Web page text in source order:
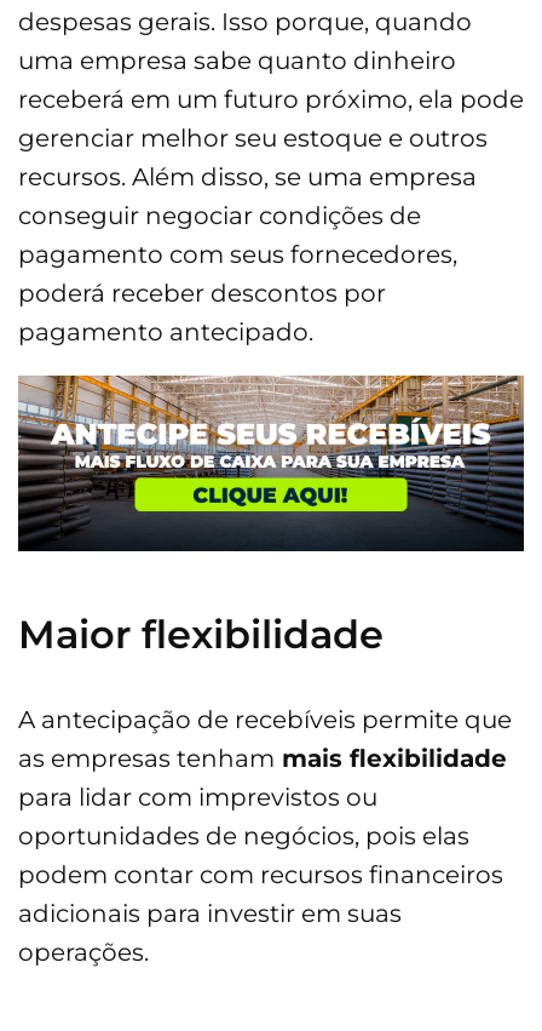
despesas gerais. Isso porque, quando
uma empresa sabe quanto dinheiro
receberá em um futuro próximo, ela pode
gerenciar melhor seu estoque e outros
recursos. Além disso, se uma empresa
conseguir negociar condições de
pagamento com seus fornecedores,
poderá receber descontos por
pagamento antecipado.
Maior flexibilidade
A antecipação de recebíveis permite que
as empresas tenham mais flexibilidade
para lidar com imprevistos ou
oportunidades de negócios, pois elas
podem contar com recursos financeiros
adicionais para investir em suas
operações.